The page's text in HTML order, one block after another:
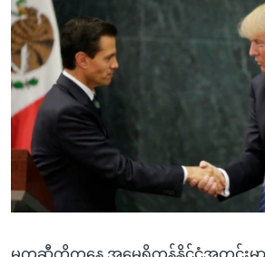
ကျော်
ကြည့်
ရန်
ပင်မ
စာမျက်နှာ
ကျော်
ရန်
အမေရိကန်သုံးအီဒီယံ
မကြေးမုံရဲ့ အင်္ဂလိပ်စာ
ရုပ်ရှင်ထဲက အင်္ဂလိပ်စာ
သုတပဒေသာ အင်္ဂလိပ်စာ
အပတ်စဉ်ကဏ္ဍများ
ရေဒီယို
တီဗွီ
ရေဒီယိုနှင့်ရုပ်သံ အချက်အလက်များ
ရေဒီယို/တီဗွီအစီအစဉ်
Learning English
ဗွီအိုအေ လူမှုကွန်ယက်များ
မက္ကဆီကိုကနေ အမေရိကန်နိုင်ငံအတွင်းမှာ